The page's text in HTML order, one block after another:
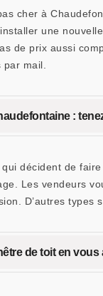
cher à
une
de prix aussi
mail.
:
décident de
Les vendeurs
D’autres
de toit en